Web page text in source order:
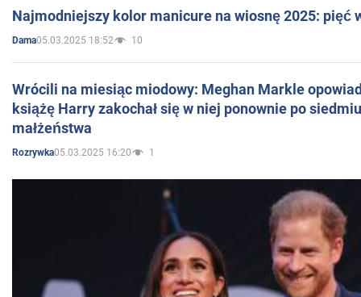
Najmodniejszy kolor manicure na wiosnę 2025: pięć
Dama05.03.2025 18:52 10
Wrócili na miesiąc miodowy: Meghan Markle
książę Harry zakochał się w niej ponownie po
małżeństwa
Rozrywka05.03.2025 16:20 1